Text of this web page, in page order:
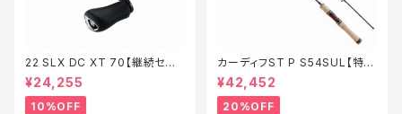
22 SLX DC XT 70【継続セー
ル_リール】【10】
¥24,255
10%OFF
カーディフST P S54SUL【特価
ロッド】【20】
¥42,452
20%OFF